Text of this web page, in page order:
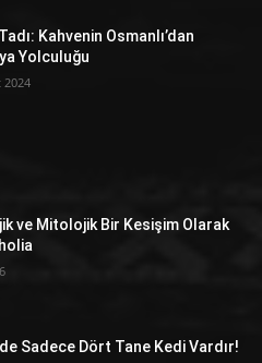
Kahvenin Osmanlı’dan
Yolculuğu
2024
ve Mitolojik Bir Kesişim Olarak
Sadece Dört Tane Kedi Vardır!